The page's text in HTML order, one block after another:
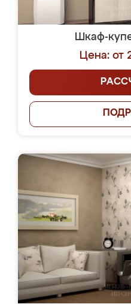
Шкаф-
Цена: от